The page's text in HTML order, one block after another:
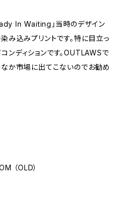
In Waiting」当時のデザイン
み込みプリントです。特に目立っ
ンディションです。OUTLAWSで
か市場に出てこないのでお勧め
（OLD）